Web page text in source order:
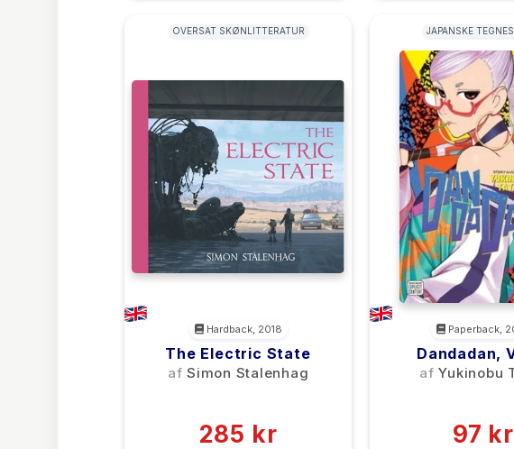
OVERSAT SKØNLITTERATUR
Hardback, 2018
The Electric State
af Simon Stalenhag
285 kr
JAPANSKE
Paperback,
Dandadan,
afYukinobu
97 kr